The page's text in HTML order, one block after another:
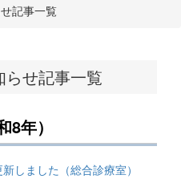
記事一覧
せ記事一覧
年）
しました（総合診療室）